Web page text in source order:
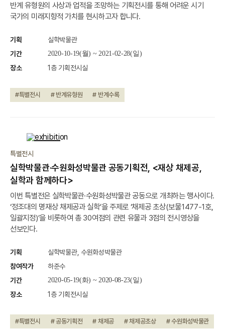
반계 유형원의 사상과 업적을 조망하는 기획전시를 통해 어려운 시기
국가의 미래지향적 가치를 현시하고자 합니다.
기획
실학박물관
기간
2020-10-19(월) ~ 2021-02-28(일)
장소 1층 기획전시실
#특별전시 # 반계유형원 # 반계수록
특별전시
실학박물관·수원화성박물관 공동기획전, <재상 채제공,
실학과 함께하다>
이번 특별전은 실학박물관·수원화성박물관 공동으로 개최하는 행사이다.
‘정조대의 명재상 채제공과 실학’을 주제로 ‘채제공 초상(보물1477-1호,
일괄지정)’을 비롯하여 총 30여점의 관련 유물과 3점의 전시영상을
선보인다.
기획
실학박물관, 수원화성박물관
참여작가
하준수
기간
2020-05-19(화) ~ 2020-08-23(일)
장소 1층 기획전시실
#특별전시 # 공동기획전 # 채제공 # 채제공초상 # 수원화성박물관